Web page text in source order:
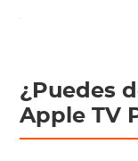
¿Puedes
Apple TV